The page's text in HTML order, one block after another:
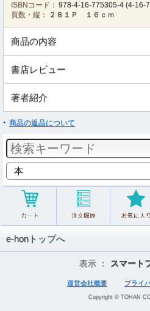
ISBNコード： 978-4-16-775305-4 (4-16-
頁数・縦：
２８１Ｐ １６ｃｍ
商品の内容
書店レビュー
著者紹介
商品の返品について
e-honトップへ
表示 ： スマート
運営会社概要 プライ
Copyright © TOHAN